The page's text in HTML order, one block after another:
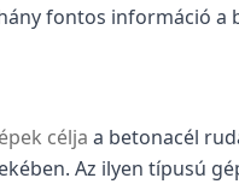
fontos információ a
célja a betonacél
Az ilyen típusú